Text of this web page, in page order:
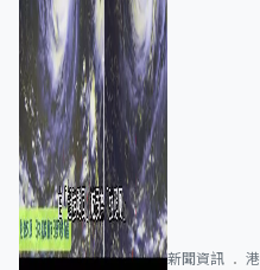
新聞資訊